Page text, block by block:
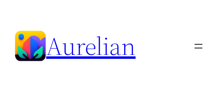
content
Aurelian